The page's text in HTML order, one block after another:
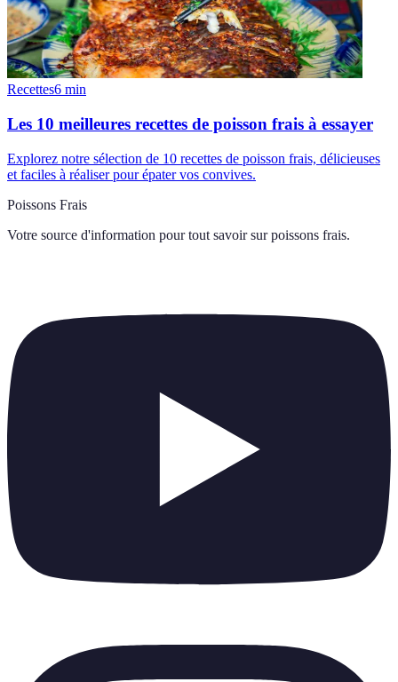
Recettes6 min
Les 10 meilleures recettes de poisson frais à essayer
Explorez notre sélection de 10 recettes de poisson frais, délicieuses
et faciles à réaliser pour épater vos convives.
Poissons Frais
Votre source d'information pour tout savoir sur poissons frais.